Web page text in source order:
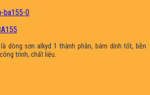
dòng sơn alkyd 1 thành phần, bám dính tốt, bền
trình, chất liệu.